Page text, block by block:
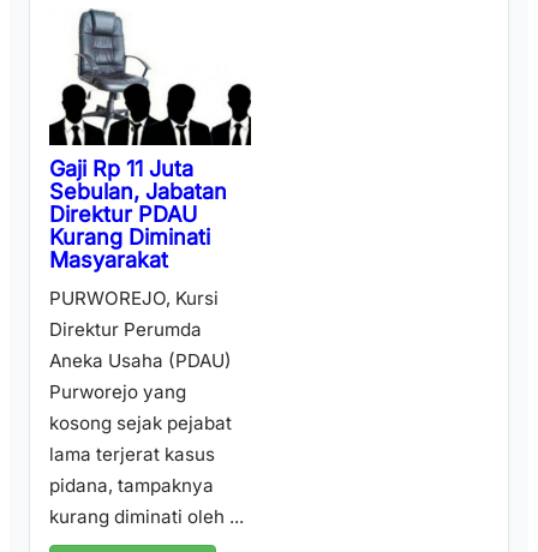
Gaji Rp 11 Juta
Sebulan, Jabatan
Direktur PDAU
Kurang Diminati
Masyarakat
PURWOREJO, Kursi
Direktur Perumda
Aneka Usaha (PDAU)
Purworejo yang
kosong sejak pejabat
lama terjerat kasus
pidana, tampaknya
kurang diminati oleh ...